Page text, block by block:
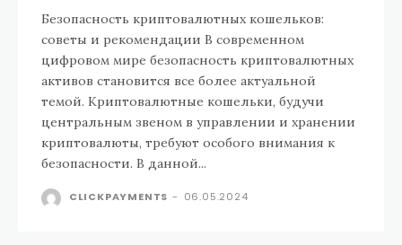
Безопасность криптовалютных кошельков:
советы и рекомендации В современном
цифровом мире безопасность криптовалютных
активов становится все более актуальной
темой. Криптовалютные кошельки, будучи
центральным звеном в управлении и хранении
криптовалюты, требуют особого внимания к
безопасности. В данной...
CLICKPAYMENTS - 06.05.2024